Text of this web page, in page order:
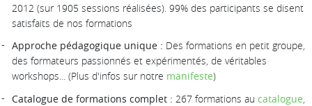
2012 (sur 1905 sessions réalisées). 99% des participants se disent
satisfaits de nos formations
Approche pédagogique unique : Des formations en petit groupe,
des formateurs passionnés et expérimentés, de véritables
workshops... (Plus d'infos sur notre manifeste)
Catalogue de formations complet : 267 formations au catalogue